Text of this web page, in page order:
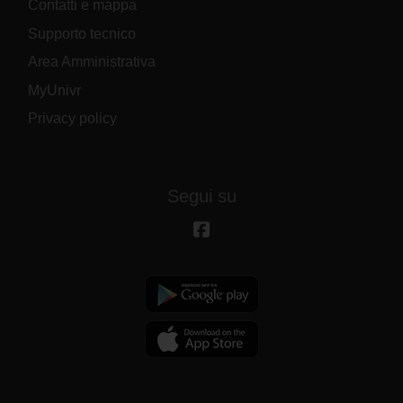
Contatti e mappa
Supporto tecnico
Area Amministrativa
MyUnivr
Privacy policy
Segui su